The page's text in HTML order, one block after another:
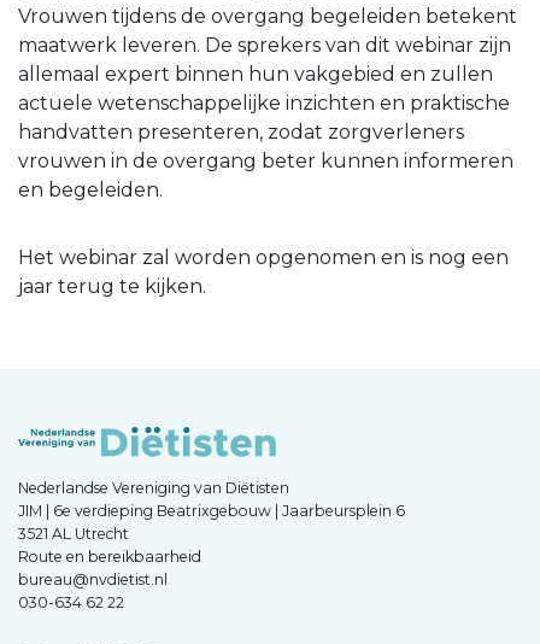
Vrouwen tijdens de overgang begeleiden betekent
maatwerk leveren. De sprekers van dit webinar zijn
allemaal expert binnen hun vakgebied en zullen
actuele wetenschappelijke inzichten en praktische
handvatten presenteren, zodat zorgverleners
vrouwen in de overgang beter kunnen informeren
en begeleiden.
Het webinar zal worden opgenomen en is nog een
jaar terug te kijken.
Nederlandse Vereniging van Diëtisten
JIM | 6e verdieping Beatrixgebouw | Jaarbeursplein 6
3521 AL Utrecht
Route en bereikbaarheid
bureau@nvdietist.nl
030-634 62 22